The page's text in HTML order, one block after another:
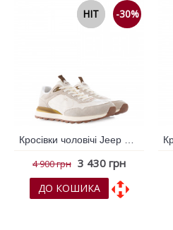
-30%
HIT
NEW
4 900 грн 3 430 грн
ДО КОШИКА